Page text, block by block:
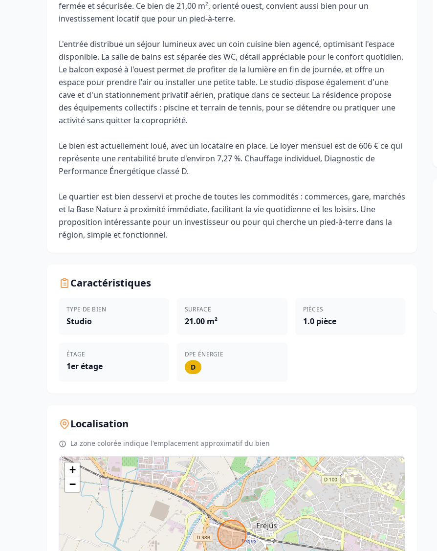
fermée et sécurisée. Ce bien de 21,00 m², orienté ouest, convient aussi bien pour un
investissement locatif que pour un pied-à-terre.
L'entrée distribue un séjour lumineux avec un coin cuisine bien agencé, optimisant l'espace
disponible. La salle de bains est séparée des WC, détail appréciable pour le confort quotidien.
Le balcon exposé à l'ouest permet de profiter de la lumière en fin de journée, et offre un
espace pour prendre l'air ou installer une petite table. Le studio dispose également d'une
cave et d'un stationnement privatif aérien, pratique dans ce secteur. La résidence propose
des équipements collectifs : piscine et terrain de tennis, pour se détendre ou pratiquer une
activité sans quitter la copropriété.
Le bien est actuellement loué, avec un locataire en place. Le loyer mensuel est de 606 € ce qui
représente une rentabilité brute d'environ 7,27 %. Chauffage individuel, Diagnostic de
Performance Énergétique classé D.
Le quartier est bien desservi et proche de toutes les commodités : commerces, gare, marchés
et la Base Nature à proximité immédiate, facilitant la vie quotidienne et les loisirs. Une
proposition intéressante pour un investisseur ou pour qui cherche un pied-à-terre dans la
région, simple et fonctionnel.
Caractéristiques
TYPE DE BIEN
Studio
SURFACE
21.00 m²
PIÈCES
1.0 pièce
ÉTAGE
1er étage
DPE ÉNERGIE
D
Localisation
La zone colorée indique l'emplacement approximatif du bien
+
−